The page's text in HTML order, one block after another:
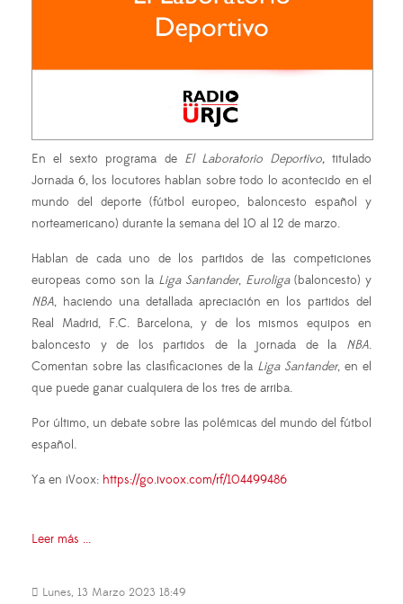
En el sexto programa de El Laboratorio Deportivo,titulado
Jornada 6, los locutores hablan sobre todo lo acontecido en el
mundo del deporte (fútbol europeo, baloncesto español y
norteamericano) durante la semana del 10 al 12 de marzo.
Hablan de cada uno de los partidos de las competiciones
europeas como son la Liga Santander, Euroliga(baloncesto) y
NBA, haciendo una detallada apreciación en los partidos del
Real Madrid, F.C. Barcelona, y de los mismos equipos en
baloncesto y de los partidos de la jornada de la NBA.
Comentan sobre las clasificaciones de la Liga Santander, en el
que puede ganar cualquiera de los tres de arriba.
Por último, un debate sobre las polémicas del mundo del fútbol
español.
Ya en iVoox: https://go.ivoox.com/rf/104499486
Leer más ...
Lunes, 13 Marzo 2023 18:49